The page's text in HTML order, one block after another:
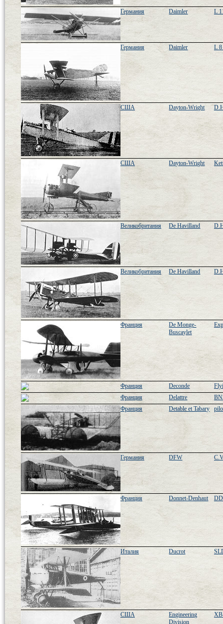
Германия Daimler L
Германия Daimler L
США Dayton-Wright
США Dayton-Wright
Великобритания De Havilland
Великобритания De Havilland
Франция
De Monge-
Buscaylet
Франция Deconde
Франция
Delattre
Франция
Detable et Tabary
Германия DFW
Франция Donnet-Denhaut
Италия Ducrot
США
Engineering
Division